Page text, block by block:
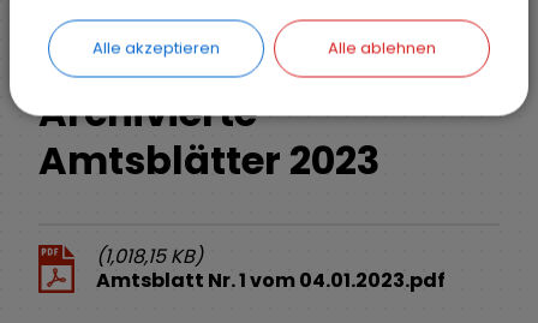
Archivierte
Amtsblätter 2023
(1,018,15 KB)
Amtsblatt Nr. 1 vom 04.01.2023.pdf
Alle akzeptieren Alle ablehnen